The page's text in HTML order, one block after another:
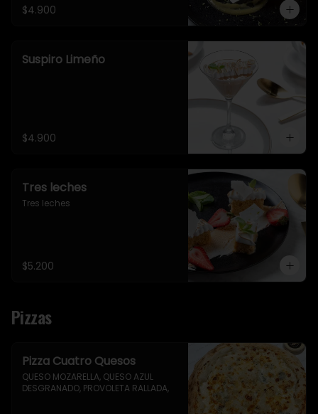
$4.900
Suspiro Limeño
$4.900
Tres leches
Tres leches
$5.200
Pizzas
Pizza Cuatro Quesos
QUESO MOZARELLA, QUESO AZUL
DESGRANADO, PROVOLETA RALLADA,